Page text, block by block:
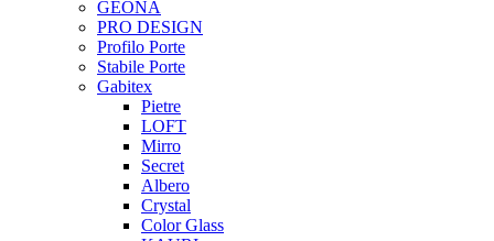
GEONA
PRO DESIGN
Profilo Porte
Stabile Porte
Gabitex
Pietre
LOFT
Mirro
Secret
Albero
Crystal
Color Glass